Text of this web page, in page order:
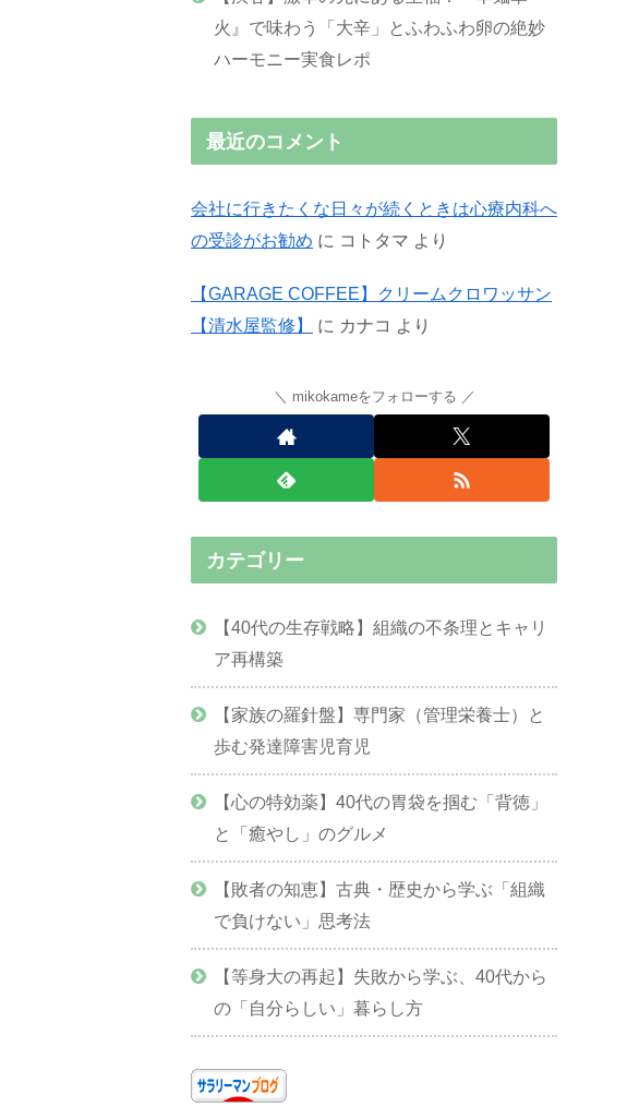
火』で味わう「大辛」とふわふわ卵の絶妙
ハーモニー実食レポ
最近のコメント
会社に行きたくな日々が続くときは心療内科へ
の受診がお勧め に コトタマ より
【GARAGE COFFEE】クリームクロワッサン
【清水屋監修】
に カナコ より
mikokameをフォローする
カテゴリー
【40代の生存戦略】組織の不条理とキャリ
ア再構築
【家族の羅針盤】専門家（管理栄養士）と
歩む発達障害児育児
【心の特効薬】40代の胃袋を掴む「背徳」
と「癒やし」のグルメ
【敗者の知恵】古典・歴史から学ぶ「組織
で負けない」思考法
【等身大の再起】失敗から学ぶ、40代から
の「自分らしい」暮らし方